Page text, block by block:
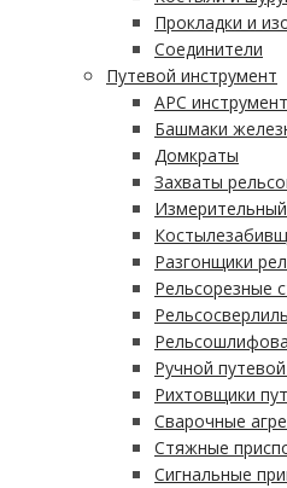
Прокладки и
Соединители
Путевой инструмент
АРС инструмент
Башмаки
Домкраты
Захваты
Разгонщики
Рельсорезные
Ручной
Рихтовщики
Сварочные
Стяжные
Сигнальные